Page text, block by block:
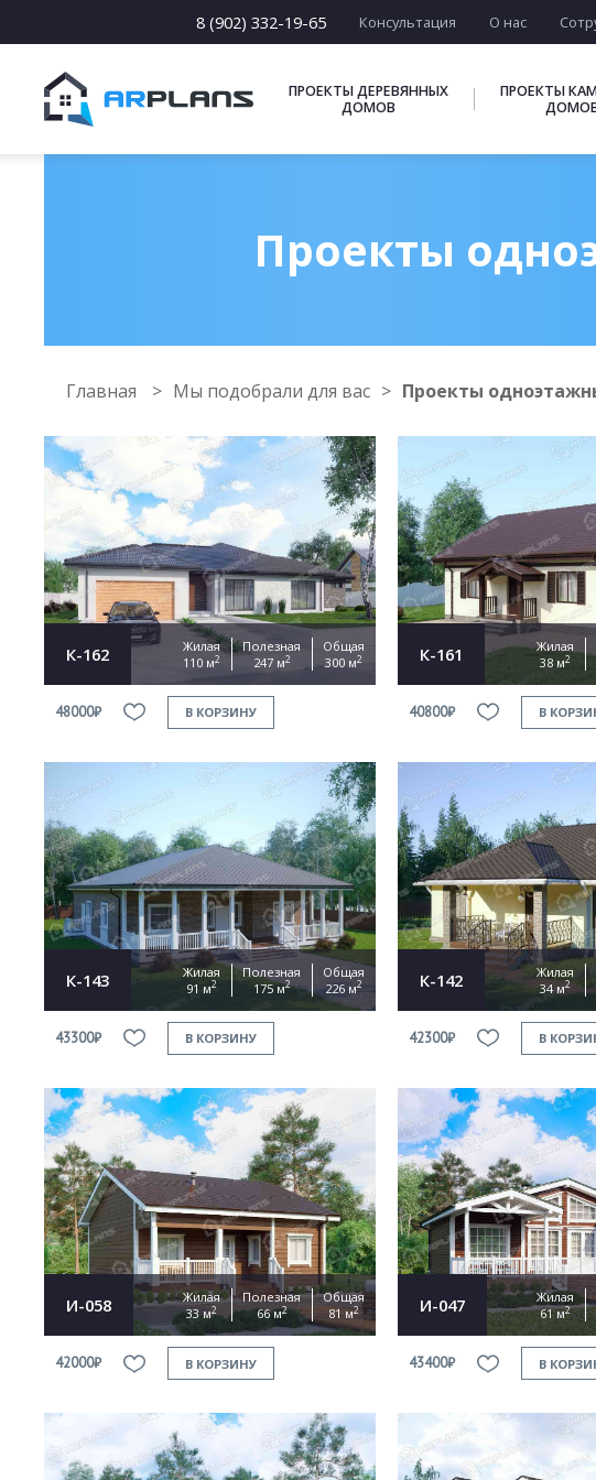
8 (902) 332-19-65 Консультация О нас
ПРОЕКТЫ ДЕРЕВЯННЫХ
ДОМОВ
ПРОЕКТЫ
Проекты
Главная Мы подобрали для вас Проекты
К-162
Жилая
110 м2
Полезная
247 м2
Общая
300 м2
48000₽ В КОРЗИНУ
К-161
Жилая
38 м2
40800₽ В
К-143
Жилая
91 м2
Полезная
175 м2
Общая
226 м2
43300₽ В КОРЗИНУ
К-142
Жилая
34 м2
42300₽ В
И-058
Жилая
33 м2
Полезная
66 м2
Общая
81 м2
42000₽ В КОРЗИНУ
И-047
Жилая
61 м2
43400₽ В